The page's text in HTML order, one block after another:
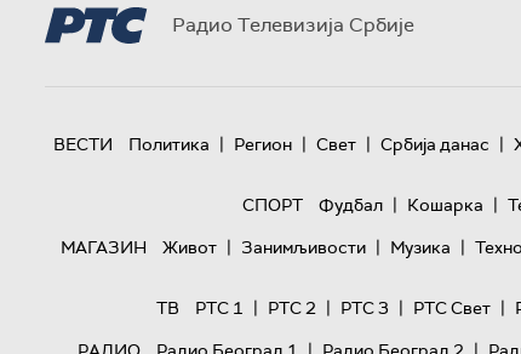
Радио Телевизија Србије
ВЕСТИ Политика | Регион | Свет | Србија данас |
СПОРТ
Фудбал | Кошарка |
МАГАЗИН
Живот | Занимљивости | Музика |
ТВ
РТС 1 | РТС 2 | РТС 3 | РТС Свет |